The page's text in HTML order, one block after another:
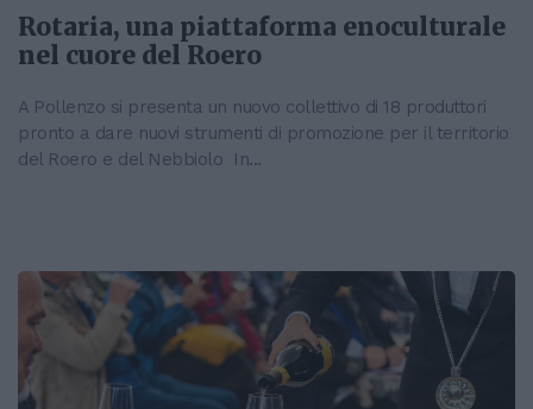
Rotaria, una piattaforma enoculturale
nel cuore del Roero
A Pollenzo si presenta un nuovo collettivo di 18 produttori
pronto a dare nuovi strumenti di promozione per il territorio
del Roero e del Nebbiolo In...